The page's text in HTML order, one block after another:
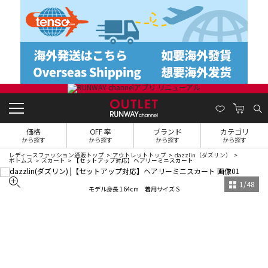
価格
から探す
OFF 率
から探す
ブランド
から探す
カテゴリ
から探す
レディースファッション通販トップ アウトレットトップ dazzlin（ダズリン）
ボトムス スカート 【セットアップ対応】ヘアリーミニスカート
モデル身長 164cm 着用サイズ S 1 /48